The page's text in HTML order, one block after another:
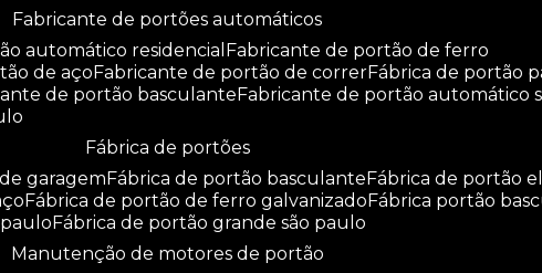
fabricante de portões automáticos
automático residencial
fabricante de portão de ferro
de aço fabricante de portão de correr fábrica de portão
de portão basculante
fabricante de portão automático
fábrica de portões
garagem fábrica de portão basculante
fábrica de portão
fábrica de portão de ferro galvanizado
fábrica portão
fábrica de portão grande são paulo
manutenção de motores de portão